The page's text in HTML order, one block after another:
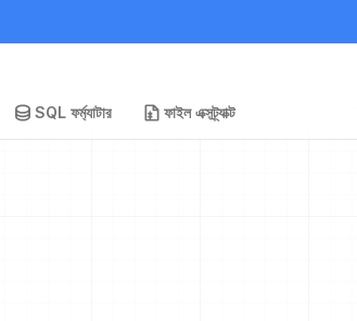
SQL ফর্ম্যাটার ফাইল এক্সট্র্যাক্ট